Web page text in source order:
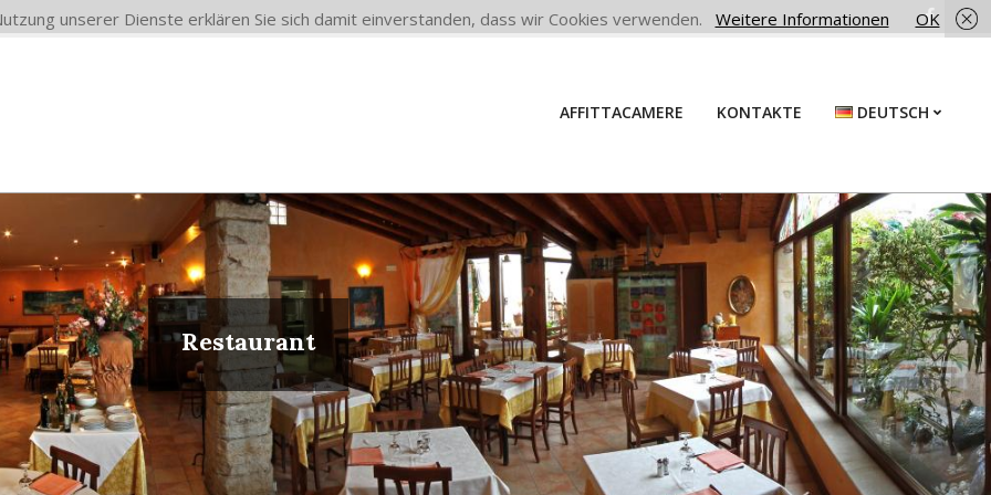
AFFITTACAMERE KONTAKTE DEUTSCH
Restaurant
unserer Dienste erklären Sie sich damit einverstanden, dass wir Cookies verwenden. Weitere Informationen OK